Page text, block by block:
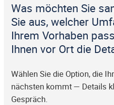
Was möchten Sie
Sie aus, welcher
Ihrem Vorhaben
Ihnen vor Ort die
Wählen Sie die Option, die
nächsten kommt — Details
Gespräch.